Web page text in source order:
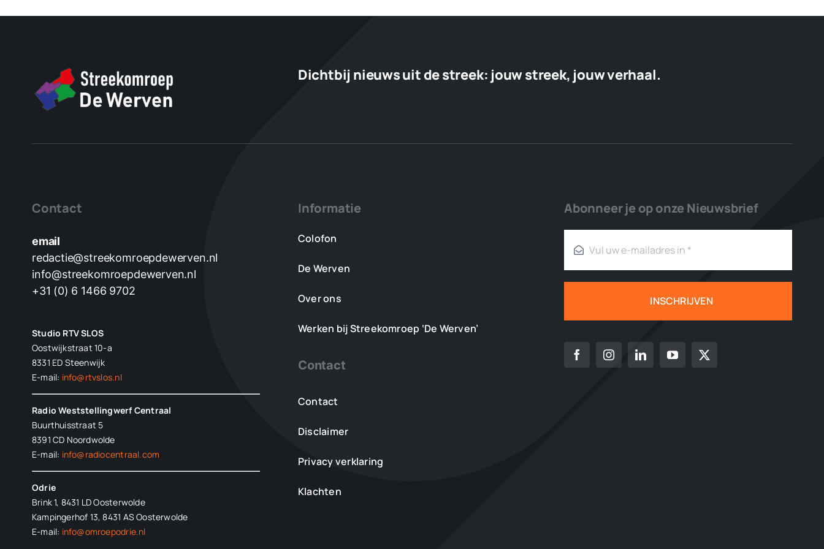
Dichtbij nieuws uit de streek: jouw streek, jouw verhaal.
Contact
email
redactie@streekomroepdewerven.nl
info@streekomroepdewerven.nl
+31 (0) 6 1466 9702
Studio RTV SLOS
Oostwijkstraat 10-a
8331 ED Steenwijk
E-mail: info@rtvslos.nl
Radio Weststellingwerf Centraal
Buurthuisstraat 5
8391 CD Noordwolde
E-mail: info@radiocentraal.com
Odrie
Brink 1, 8431 LD Oosterwolde
Kampingerhof 13, 8431 AS Oosterwolde
E-mail: info@omroepodrie.nl
Informatie
Colofon
De Werven
Over ons
Werken bij Streekomroep ‘De Werven’
Contact
Contact
Disclaimer
Privacy verklaring
Klachten
Abonneer je op onze Nieuwsbrief
INSCHRIJVEN